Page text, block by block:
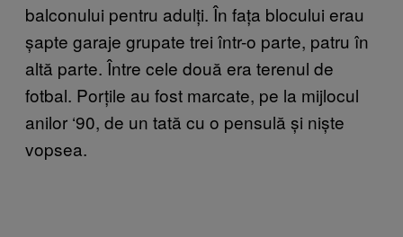
balconului pentru adulți. În fața blocului erau
șapte garaje grupate trei într-o parte, patru în
altă parte. Între cele două era terenul de
fotbal. Porțile au fost marcate, pe la mijlocul
anilor ‘90, de un tată cu o pensulă și niște
vopsea.